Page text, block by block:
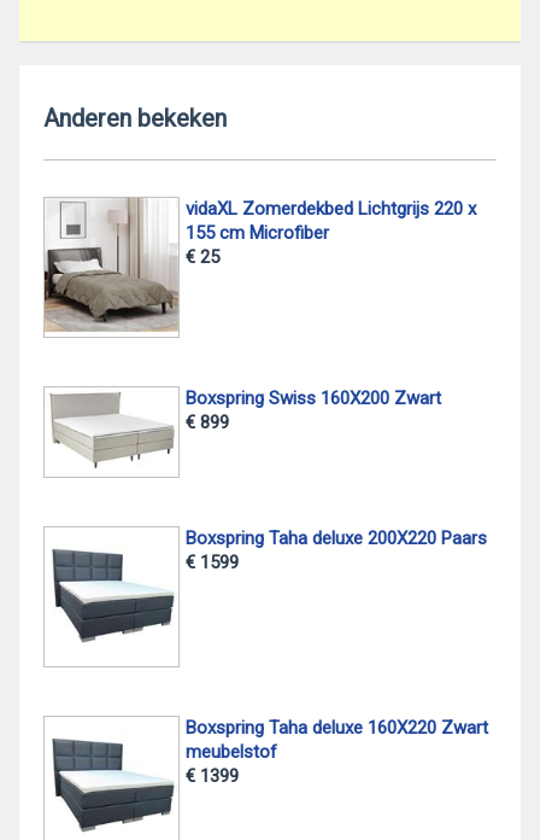
Anderen bekeken
vidaXL Zomerdekbed Lichtgrijs 220 x
155 cm Microfiber
€ 25
Boxspring Swiss 160X200 Zwart
€ 899
Boxspring Taha deluxe 200X220 Paars
€ 1599
Boxspring Taha deluxe 160X220 Zwart
meubelstof
€ 1399